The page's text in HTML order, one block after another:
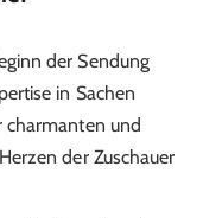
der Sendung
in Sachen
charmanten und
der Zuschauer